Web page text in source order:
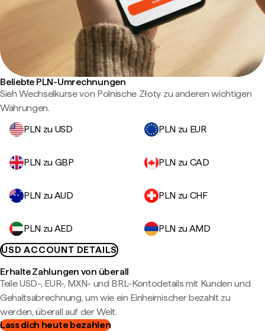
Beliebte PLN-Umrechnungen
Sieh Wechselkurse von Polnische Złoty zu anderen wichtigen
Währungen.
PLN zu USD
PLN zu EUR
PLN zu GBP PLN zu CAD
PLN zu AUD PLN zu CHF
PLN zu AED
PLN zu AMD
USD ACCOUNT DETAILS
Erhalte Zahlungen von überall
Teile USD-, EUR-, MXN- und BRL-Kontodetails mit Kunden und
Gehaltsabrechnung, um wie ein Einheimischer bezahlt zu
werden, überall auf der Welt.
Lass dich heute bezahlen